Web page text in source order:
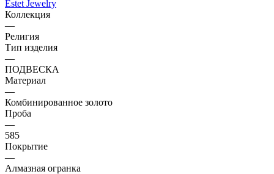
Estet Jewelry
Коллекция
—
Религия
Тип изделия
—
ПОДВЕСКА
Материал
—
Комбинированное золото
Проба
—
585
Покрытие
—
Алмазная огранка